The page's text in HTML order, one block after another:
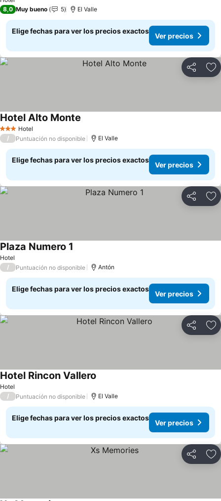
8,0 Muy bueno 5 El Valle
Elige fechas para ver los precios exactos
Ver precios
Compartir
3 Estrellas
Hotel
Hotel Alto Monte
/ Puntuación no disponible El Valle
Elige fechas para ver los precios exactos
Ver precios
Compartir
Hotel
Plaza Numero 1
/ Puntuación no disponible Antón
Elige fechas para ver los precios exactos
Ver precios
Compartir
Hotel
Hotel Rincon Vallero
/ Puntuación no disponible El Valle
Elige fechas para ver los precios exactos
Ver precios
Compartir